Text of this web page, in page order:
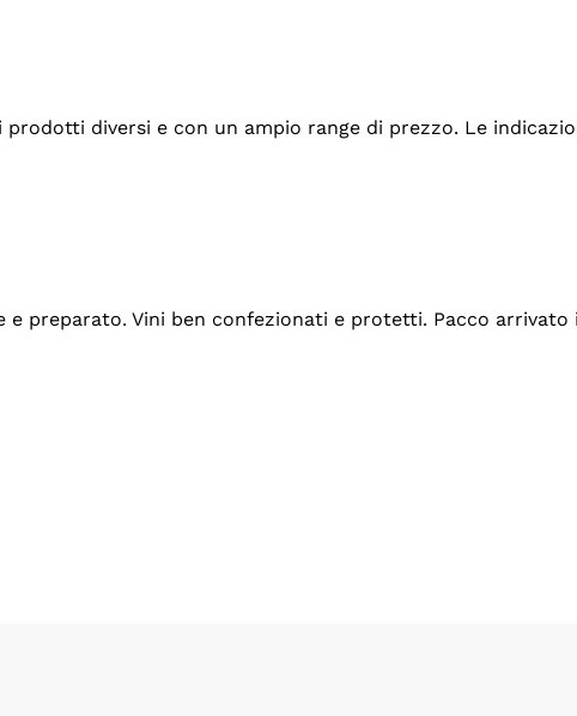
diversi e con un ampio range di prezzo. Le
preparato. Vini ben confezionati e protetti. Pacco